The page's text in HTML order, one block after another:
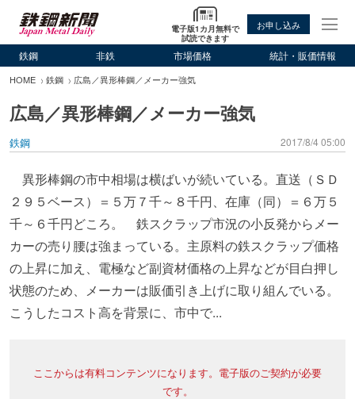
電子版1カ月無料で
試読できます
お申し込み
鉄鋼 非鉄 市場価格 統計・販価情報
HOME 鉄鋼 広島／異形棒鋼／メーカー強気
広島／異形棒鋼／メーカー強気
鉄鋼 2017/8/4 05:00
異形棒鋼の市中相場は横ばいが続いている。直送（ＳＤ
２９５ベース）＝５万７千～８千円、在庫（同）＝６万５
千～６千円どころ。 鉄スクラップ市況の小反発からメー
カーの売り腰は強まっている。主原料の鉄スクラップ価格
の上昇に加え、電極など副資材価格の上昇などが目白押し
状態のため、メーカーは販価引き上げに取り組んでいる。
こうしたコスト高を背景に、市中で...
ここからは有料コンテンツになります。電子版のご契約が必要
です。